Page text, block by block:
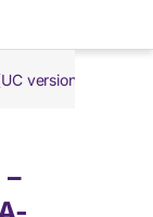
version)(981-
–